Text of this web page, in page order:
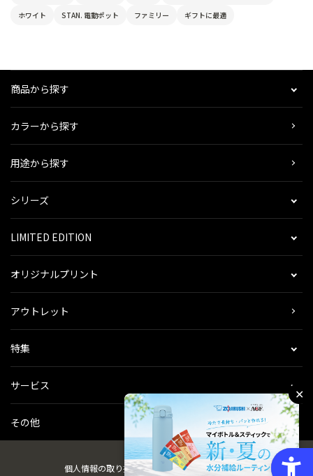
ホワイト
STAN. 電動ポット ファミリー ギフトに最適
商品から探す
カラーから探す
用途から探す
シリーズ
LIMITED EDITION
オリジナルプリント
アウトレット
特集
サービス
その他
個人情報の取り扱い会社概要ご利用規約会員規約
✕